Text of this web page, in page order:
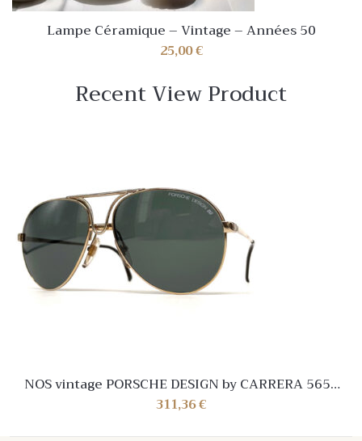
Lampe Céramique – Vintage – Années 50
25,00€
Recent View Product
NOS vintage PORSCHE DESIGN by CARRERA 5657
sunglasses – Austria 1980’s – Medium
311,36€